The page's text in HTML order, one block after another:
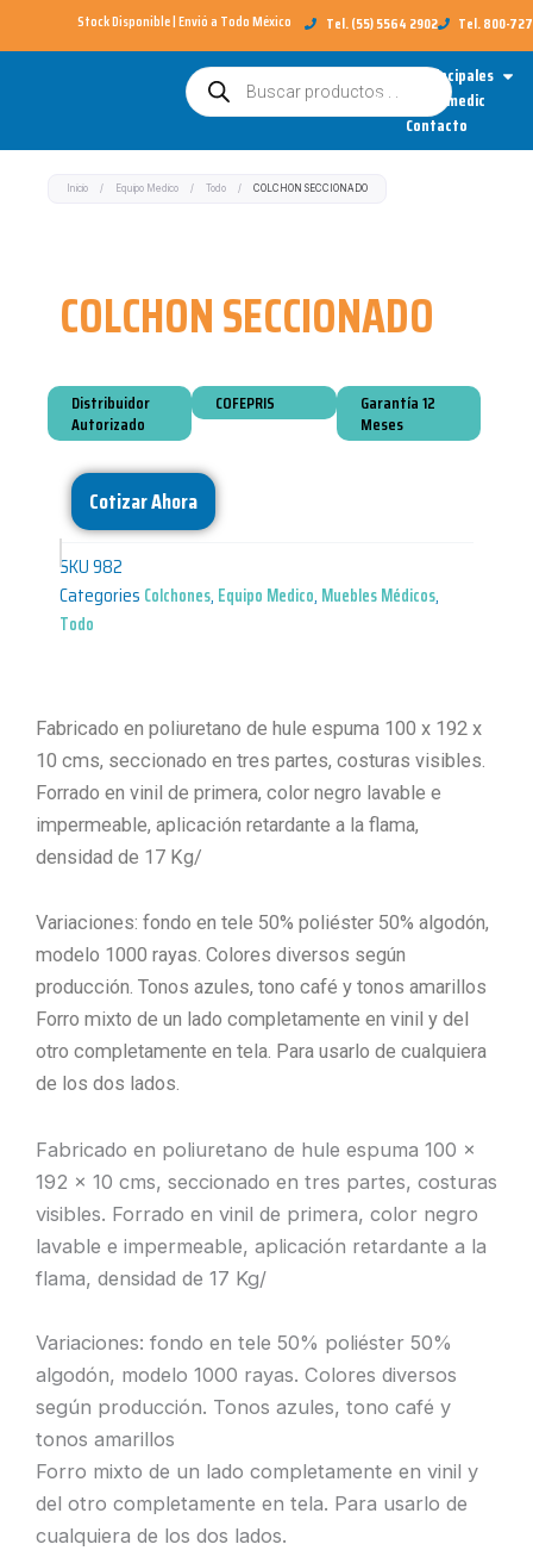
al
Stock Disponible | Envió a Todo México​ Tel. (55) 5564 2902 Tel. 800-
Búsqueda
de
productos
Categorías Principales
Sobre Redimedic
Contacto
Inicio / Equipo Medico / Todo / COLCHON SECCIONADO
COLCHON SECCIONADO
Distribuidor
Autorizado
COFEPRIS
Garantía 12
Meses
Cotizar Ahora
SKU982
Categories Colchones, Equipo Medico, Muebles Médicos,
Todo
Fabricado en poliuretano de hule espuma 100 x 192 x
10 cms, seccionado en tres partes, costuras visibles.
Forrado en vinil de primera, color negro lavable e
impermeable, aplicación retardante a la flama,
densidad de 17 Kg/
Variaciones: fondo en tele 50% poliéster 50% algodón,
modelo 1000 rayas. Colores diversos según
producción. Tonos azules, tono café y tonos amarillos
Forro mixto de un lado completamente en vinil y del
otro completamente en tela. Para usarlo de cualquiera
de los dos lados.
Fabricado en poliuretano de hule espuma 100 x
192 x 10 cms, seccionado en tres partes, costuras
visibles. Forrado en vinil de primera, color negro
lavable e impermeable, aplicación retardante a la
flama, densidad de 17 Kg/
Variaciones: fondo en tele 50% poliéster 50%
algodón, modelo 1000 rayas. Colores diversos
según producción. Tonos azules, tono café y
tonos amarillos
Forro mixto de un lado completamente en vinil y
del otro completamente en tela. Para usarlo de
cualquiera de los dos lados.